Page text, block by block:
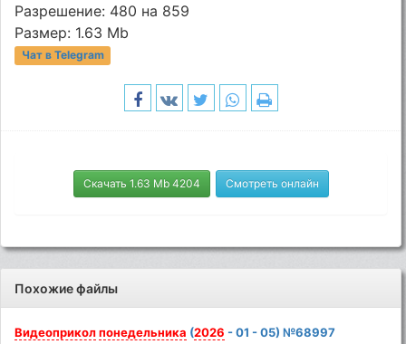
Разрешение: 480 на 859
Размер: 1.63 Mb
Чат в Telegram
Скачать 1.63 Mb 4204 Смотреть онлайн
Похожие файлы
Видеоприкол понедельника (2026 - 01 - 05) №68997